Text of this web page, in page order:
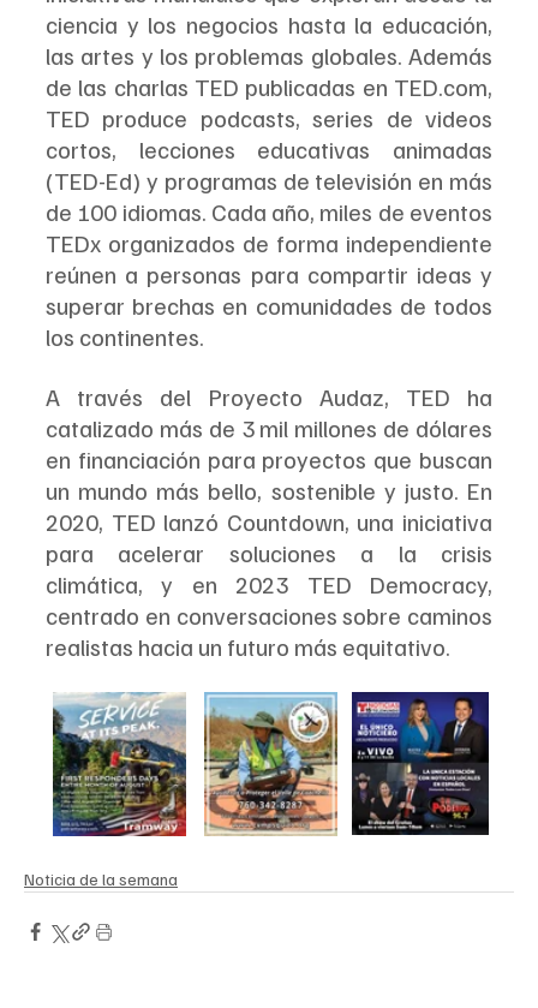
ciencia y los negocios hasta la educación,
las artes y los problemas globales. Además
de las charlas TED publicadas en TED.com,
TED produce podcasts, series de videos
cortos, lecciones educativas animadas
(TED-Ed) y programas de televisión en más
de 100 idiomas. Cada año, miles de eventos
TEDx organizados de forma independiente
reúnen a personas para compartir ideas y
superar brechas en comunidades de todos
los continentes.
A través del Proyecto Audaz, TED ha
catalizado más de 3 mil millones de dólares
en financiación para proyectos que buscan
un mundo más bello, sostenible y justo. En
2020, TED lanzó Countdown, una iniciativa
para acelerar soluciones a la crisis
climática, y en 2023 TED Democracy,
centrado en conversaciones sobre caminos
realistas hacia un futuro más equitativo.
Noticia de la semana